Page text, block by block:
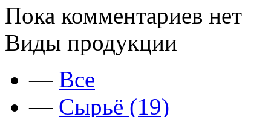
Пока комментариев нет
Виды продукции
— Все
— Сырьё (19)